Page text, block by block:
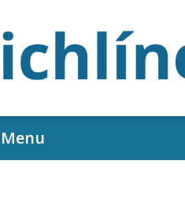
Menu